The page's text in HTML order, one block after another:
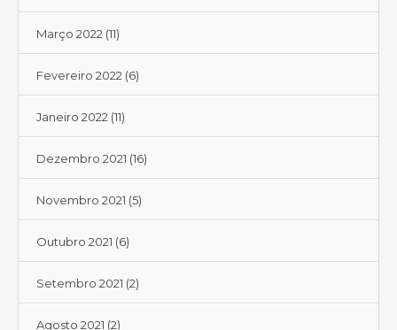
Março 2022 (11)
Fevereiro 2022 (6)
Janeiro 2022 (11)
Dezembro 2021 (16)
Novembro 2021 (5)
Outubro 2021 (6)
Setembro 2021 (2)
Agosto 2021 (2)